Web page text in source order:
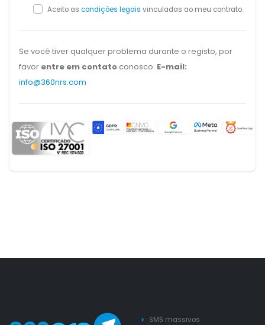
Aceito as condições legais vinculadas ao meu contrato.
Se você tiver qualquer problema durante o registo, por
favor entre em contato conosco. E-mail:
info@360nrs.com
SMS massivos